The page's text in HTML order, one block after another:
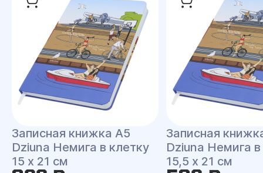
Записная книжка A5
Dziuna Немига в клетку
15 x 21 см
Записная
Dziuna Немига в
15,5 x 21 см